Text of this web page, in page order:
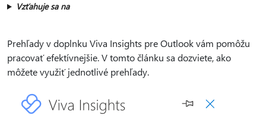
Vzťahuje sa na
Prehľady v doplnku Viva Insights pre Outlook vám pomôžu
pracovať efektívnejšie. V tomto článku sa dozviete, ako
môžete využiť jednotlivé prehľady.